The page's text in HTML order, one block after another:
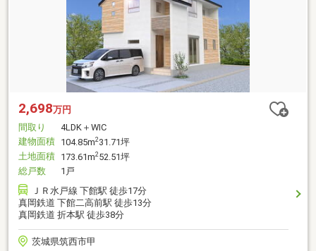
2,698万円
間取り
4LDK＋WIC
建物面積 104.85m231.71坪
土地面積 173.61m252.51坪
総戸数
1戸
ＪＲ水戸線 下館駅 徒歩17分
真岡鉄道 下館二高前駅 徒歩13分
真岡鉄道 折本駅 徒歩38分
茨城県筑西市甲